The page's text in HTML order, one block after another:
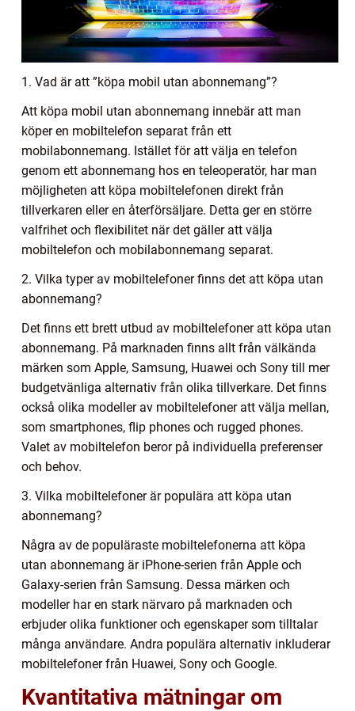
1. Vad är att ”köpa mobil utan abonnemang”?
Att köpa mobil utan abonnemang innebär att man
köper en mobiltelefon separat från ett
mobilabonnemang. Istället för att välja en telefon
genom ett abonnemang hos en teleoperatör, har man
möjligheten att köpa mobiltelefonen direkt från
tillverkaren eller en återförsäljare. Detta ger en större
valfrihet och flexibilitet när det gäller att välja
mobiltelefon och mobilabonnemang separat.
2. Vilka typer av mobiltelefoner finns det att köpa utan
abonnemang?
Det finns ett brett utbud av mobiltelefoner att köpa utan
abonnemang. På marknaden finns allt från välkända
märken som Apple, Samsung, Huawei och Sony till mer
budgetvänliga alternativ från olika tillverkare. Det finns
också olika modeller av mobiltelefoner att välja mellan,
som smartphones, flip phones och rugged phones.
Valet av mobiltelefon beror på individuella preferenser
och behov.
3. Vilka mobiltelefoner är populära att köpa utan
abonnemang?
Några av de populäraste mobiltelefonerna att köpa
utan abonnemang är iPhone-serien från Apple och
Galaxy-serien från Samsung. Dessa märken och
modeller har en stark närvaro på marknaden och
erbjuder olika funktioner och egenskaper som tilltalar
många användare. Andra populära alternativ inkluderar
mobiltelefoner från Huawei, Sony och Google.
Kvantitativa mätningar om